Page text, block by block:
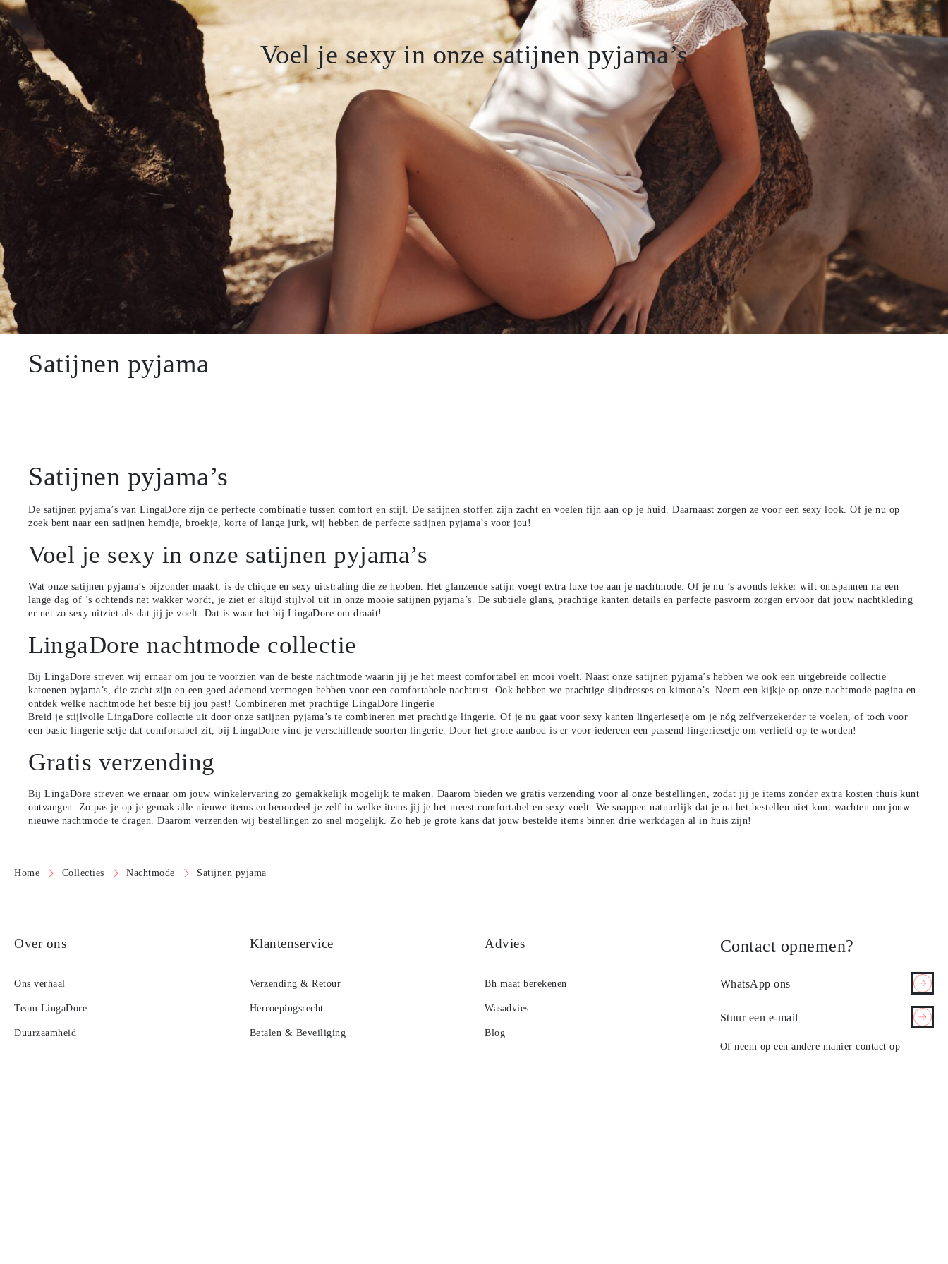
Niet voorgevormde bh
Gel bh
SALE
Voel je sexy in onze satijnen pyjama’s
Satijnen pyjama
Satijnen pyjama’s
De satijnen pyjama’s van LingaDore zijn de perfecte combinatie tussen comfort en stijl. De satijnen stoffen zijn zacht en voelen fijn aan op je huid. Daarnaast zorgen zevoor een sexy look. Of je nu op
zoek bent naar een satijnen hemdje, broekje, korte of lange jurk, wij hebben de perfecte satijnen pyjama’s voor jou!
Voel je sexy in onze satijnen pyjama’s
Wat onze satijnen pyjama’s bijzonder maakt, is de chique en sexy uitstraling die zehebben. Het glanzende satijn voegt extra luxe toe aan je nachtmode. Of je nu ’savonds lekker wilt ontspannen na een
lange dag of ’s ochtends net wakker wordt, jeziet er altijd stijlvol uit in onze mooie satijnen pyjama’s. De subtiele glans, prachtigekanten details en perfecte pasvorm zorgen ervoor dat jouw nachtkleding
er net zosexy uitziet als dat jij je voelt. Dat is waar het bij LingaDore om draait!
LingaDore nachtmode collectie
Bij LingaDore streven wij ernaar om jou te voorzien van de beste nachtmode waarinjij je het meest comfortabel en mooi voelt. Naast onze satijnen pyjama’s hebben we ook een uitgebreide collectie
katoenen pyjama’s, die zacht zijn en een goedademend vermogen hebben voor een comfortabele nachtrust. Ook hebben we prachtige slipdresses en kimono’s. Neem een kijkje op onze nachtmode pagina en
ontdek welke nachtmode het beste bij jou past! Combineren met prachtige LingaDore lingerie
Breid je stijlvolle LingaDore collectie uit door onze satijnen pyjama’s te combinerenmet prachtige lingerie. Of je nu gaat voor sexy kanten lingeriesetje om je nóg zelfverzekerder te voelen, of toch voor
een basic lingerie setje dat comfortabel zit, bijLingaDore vind je verschillende soorten lingerie. Door het grote aanbod is er voor iedereen een passend lingeriesetje om verliefd op te worden!
Gratis verzending
Bij LingaDore streven we ernaar om jouw winkelervaring zo gemakkelijk mogelijk temaken. Daarom bieden we gratis verzending voor al onze bestellingen, zodat jij jeitems zonder extra kosten thuis kunt
ontvangen. Zo pas je op je gemak alle nieuwe items en beoordeel je zelf in welke items jij je het meest comfortabel en sexy voelt. We snappen natuurlijk dat je na het bestellen niet kunt wachten om jouw
nieuwe nachtmode te dragen. Daarom verzenden wij bestellingen zo snel mogelijk. Zo heb je grote kans dat jouw bestelde items binnen drie werkdagen al in huis zijn!
Home Collecties Nachtmode Satijnen pyjama
Over ons
Ons verhaal
Team LingaDore
Duurzaamheid
Klantenservice
Verzending & Retour
Herroepingsrecht
Betalen & Beveiliging
Advies
Bh maat berekenen
Wasadvies
Blog
Contact opnemen?
WhatsApp ons
Stuur een e-mail
Of neem op een andere manier contact op